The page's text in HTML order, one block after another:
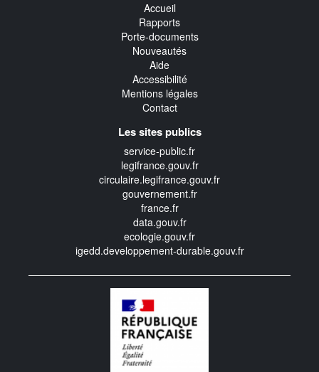
Accueil
Rapports
Porte-documents
Nouveautés
Aide
Accessibilité
Mentions légales
Contact
Les sites publics
service-public.fr
legifrance.gouv.fr
circulaire.legifrance.gouv.fr
gouvernement.fr
france.fr
data.gouv.fr
ecologie.gouv.fr
igedd.developpement-durable.gouv.fr